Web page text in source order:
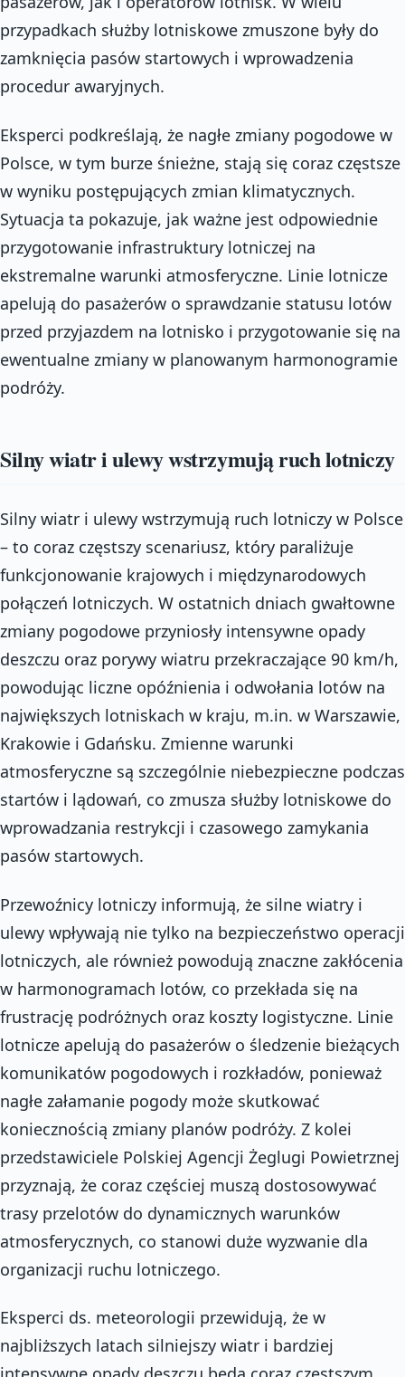
przypadkach służby lotniskowe zmuszone były do
zamknięcia pasów startowych i wprowadzenia
procedur awaryjnych.
Eksperci podkreślają, że nagłe zmiany pogodowe w
Polsce, w tym burze śnieżne, stają się coraz częstsze
w wyniku postępujących zmian klimatycznych.
Sytuacja ta pokazuje, jak ważne jest odpowiednie
przygotowanie infrastruktury lotniczej na
ekstremalne warunki atmosferyczne. Linie lotnicze
apelują do pasażerów o sprawdzanie statusu lotów
przed przyjazdem na lotnisko i przygotowanie się na
ewentualne zmiany w planowanym harmonogramie
podróży.
Silny wiatr i ulewy wstrzymują ruch lotniczy
Silny wiatr i ulewy wstrzymują ruch lotniczy w Polsce
– to coraz częstszy scenariusz, który paraliżuje
funkcjonowanie krajowych i międzynarodowych
połączeń lotniczych. W ostatnich dniach gwałtowne
zmiany pogodowe przyniosły intensywne opady
deszczu oraz porywy wiatru przekraczające 90 km/h,
powodując liczne opóźnienia i odwołania lotów na
największych lotniskach w kraju, m.in. w Warszawie,
Krakowie i Gdańsku. Zmienne warunki
atmosferyczne są szczególnie niebezpieczne podczas
startów i lądowań, co zmusza służby lotniskowe do
wprowadzania restrykcji i czasowego zamykania
pasów startowych.
Przewoźnicy lotniczy informują, że silne wiatry i
ulewy wpływają nie tylko na bezpieczeństwo operacji
lotniczych, ale również powodują znaczne zakłócenia
w harmonogramach lotów, co przekłada się na
frustrację podróżnych oraz koszty logistyczne. Linie
lotnicze apelują do pasażerów o śledzenie bieżących
komunikatów pogodowych i rozkładów, ponieważ
nagłe załamanie pogody może skutkować
koniecznością zmiany planów podróży. Z kolei
przedstawiciele Polskiej Agencji Żeglugi Powietrznej
przyznają, że coraz częściej muszą dostosowywać
trasy przelotów do dynamicznych warunków
atmosferycznych, co stanowi duże wyzwanie dla
organizacji ruchu lotniczego.
Eksperci ds. meteorologii przewidują, że w
najbliższych latach silniejszy wiatr i bardziej